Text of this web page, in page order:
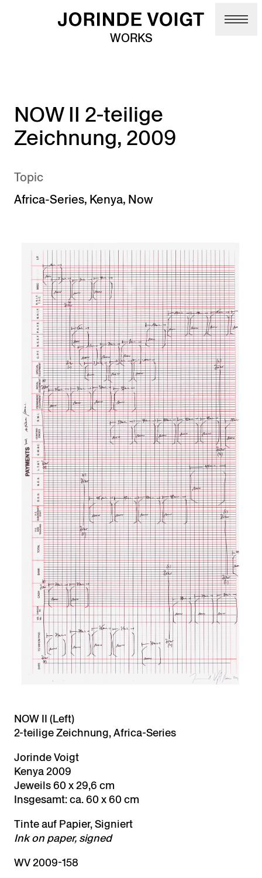
Skip to main content
WORKS
NOW II 2-teilige
Zeichnung, 2009
Topic
Africa-Series, Kenya, Now
NOW II (Left)
2-teilige Zeichnung, Africa-Series
Jorinde Voigt
Kenya 2009
Jeweils 60 x 29,6 cm
Insgesamt: ca. 60 x 60 cm
Tinte auf Papier, Signiert
Ink on paper, signed
WV 2009-158